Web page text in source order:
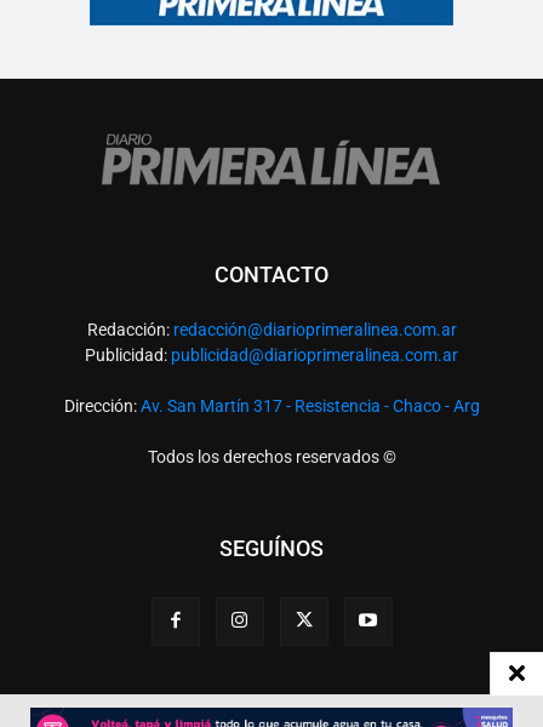
CONTACTO
Redacción: redacción@diarioprimeralinea.com.ar
Publicidad: publicidad@diarioprimeralinea.com.ar
Dirección:Av. San Martín 317 - Resistencia - Chaco - Arg
Todos los derechos reservados ©
SEGUÍNOS